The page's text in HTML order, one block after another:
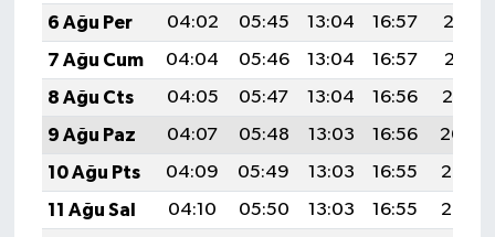
6 Ağu Per
04:02 05:45 13:04 16:57
20:12
7 Ağu Cum
04:04 05:46 13:04 16:57
20:11
8 Ağu Cts
04:05 05:47 13:04 16:56
20:10
9 Ağu Paz
04:07 05:48 13:03 16:56
20:09
10 Ağu Pts
04:09 05:49 13:03 16:55
20:07
11 Ağu Sal
04:10 05:50 13:03 16:55
20:06